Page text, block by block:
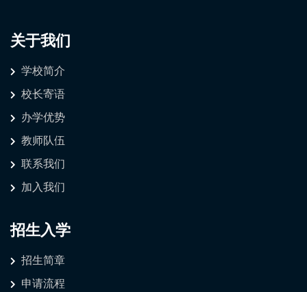
关于我们
学校简介
校长寄语
办学优势
教师队伍
联系我们
加入我们
招生入学
招生简章
申请流程